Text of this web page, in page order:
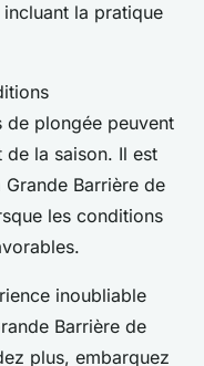
la pratique
de plongée peuvent
la saison. Il est
Barrière de
les conditions
inoubliable
Barrière de
plus, embarquez